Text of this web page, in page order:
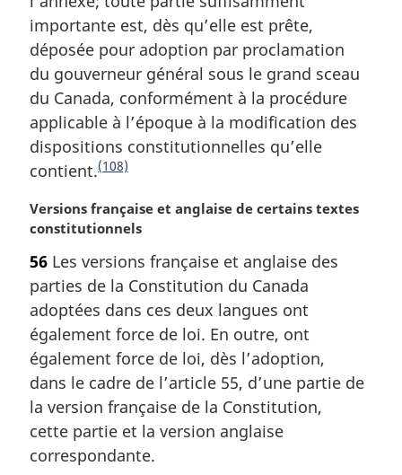
e
p
a
g
e
n
d
e
p
a
g
e
i
n
a
l
e
:
importante est, dès qu’elle est prête,
déposée pour adoption par proclamation
du gouverneur général sous le grand sceau
du Canada, conformément à la procédure
applicable à l’époque à la modification des
dispositions constitutionnelles qu’elle
contient.N
t
d
e
f
i
n
d
e
p
a
(108)
N
o
e
m
a
r
i
n
a
l
:
Versions française et anglaise de certains textes
constitutionnels
56 Les versions française et anglaise des
parties de la Constitution du Canada
adoptées dans ces deux langues ont
également force de loi. En outre, ont
également force de loi, dès l’adoption,
dans le cadre de l’article 55, d’une partie de
la version française de la Constitution,
cette partie et la version anglaise
correspondante.